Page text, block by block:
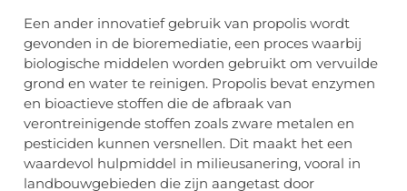
Een ander innovatief gebruik van propolis wordt
gevonden in de bioremediatie, een proces waarbij
biologische middelen worden gebruikt om vervuilde
grond en water te reinigen. Propolis bevat enzymen
en bioactieve stoffen die de afbraak van
verontreinigende stoffen zoals zware metalen en
pesticiden kunnen versnellen. Dit maakt het een
waardevol hulpmiddel in milieusanering, vooral in
landbouwgebieden die zijn aangetast door